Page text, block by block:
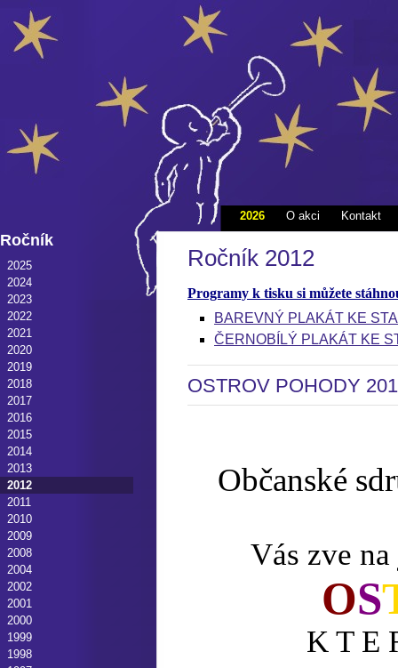
2026 O akci Kontakt
Ročník
2025
2024
2023
2022
2021
2020
2019
2018
2017
2016
2015
2014
2013
2012
2011
2010
2009
2008
2004
2002
2001
2000
1999
1998
Ročník 2012
Programy k tisku si můžete
BAREVNÝ PLAKÁT KE
ČERNOBÍLÝ PLAKÁT KE
OSTROV POHODY
Občanské
Vás zve
OS
K T